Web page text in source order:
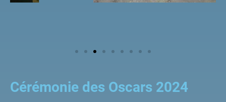
Cérémonie des Oscars 2024